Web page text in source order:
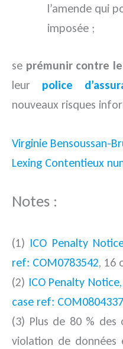
l’amende qui
imposée ;
se prémunir contre
leur police
nouveaux risques
Virginie Bensoussan-
Lexing Contentieux
Notes :
(1) ICO Penalty
ref: COM0783542, 16
(2) ICO Penalty
case ref: COM0804337
(3) Plus de 80 % des
violation de données